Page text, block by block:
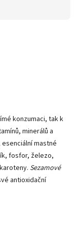
konzumaci, tak k
minerálů a
mastné
fosfor, železo,
Sezamové
antioxidační